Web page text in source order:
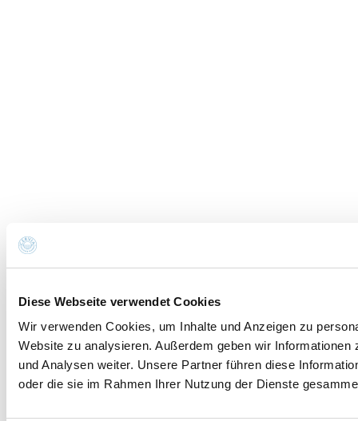
Diese Webseite verwendet Cookies
Wir verwenden Cookies, um Inhalte und Anzeigen zu
Website zu analysieren. Außerdem geben wir
und Analysen weiter. Unsere Partner führen diese
oder die sie im Rahmen Ihrer Nutzung der Dienste